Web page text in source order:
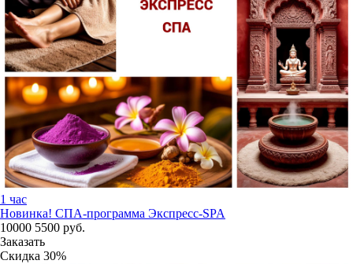
1 час
Новинка! СПА-программа Экспресс-SPA
10000 5500 руб.
Заказать
Скидка 30%